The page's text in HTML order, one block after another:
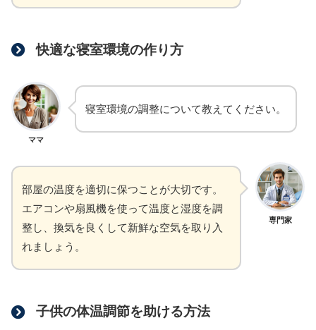
快適な寝室環境の作り方
ママ
寝室環境の調整について教えてください。
専門家
部屋の温度を適切に保つことが大切です。
エアコンや扇風機を使って温度と湿度を調
整し、換気を良くして新鮮な空気を取り入
れましょう。
子供の体温調節を助ける方法